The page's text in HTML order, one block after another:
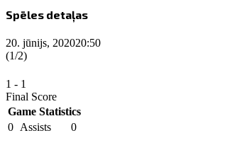
Spēles detaļas
20. jūnijs, 202020:50
(1/2)
1 - 1
Final Score
Game Statistics
0 Assists 0